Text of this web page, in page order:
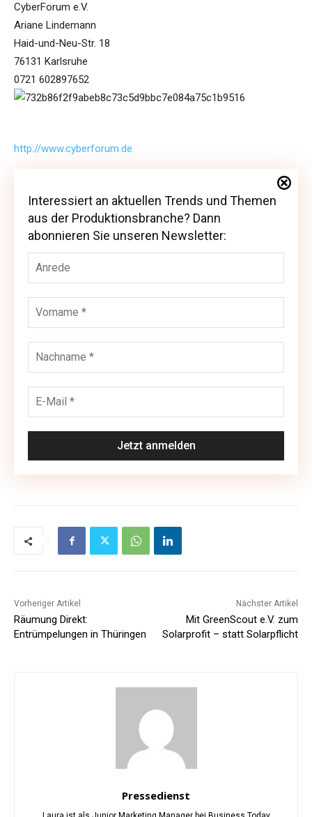
CyberForum e.V.
Ariane Lindemann
Haid-und-Neu-Str. 18
76131 Karlsruhe
0721 602897652
http://www.cyberforum.de
Interessiert an aktuellen Trends und Themen
aus der Produktionsbranche? Dann abonnieren
Sie unseren Newsletter:
Interessiert an aktuellen Trends und Themen
aus der Produktionsbranche? Dann
abonnieren Sie unseren Newsletter:
Vorheriger Artikel
Räumung Direkt:
Entrümpelungen in Thüringen
Nächster Artikel
Mit GreenScout e.V. zum
Solarprofit – statt Solarpflicht
Pressedienst